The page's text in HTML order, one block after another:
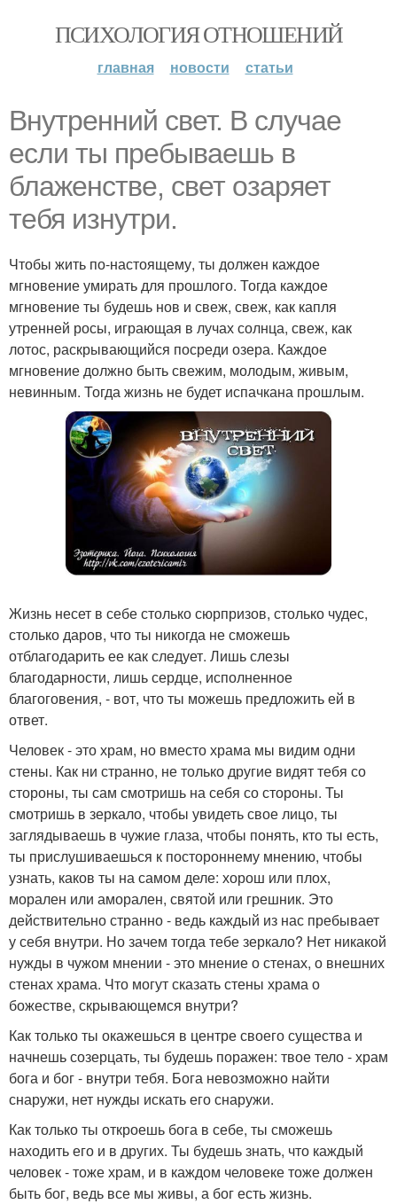
ПСИХОЛОГИЯ ОТНОШЕНИЙ
главная новости статьи
Внутренний свет. В случае
если ты пребываешь в
блаженстве, свет озаряет
тебя изнутри.
Чтобы жить по-настоящему, ты должен каждое
мгновение умирать для прошлого. Тогда каждое
мгновение ты будешь нов и свеж, свеж, как капля
утренней росы, играющая в лучах солнца, свеж, как
лотос, раскрывающийся посреди озера. Каждое
мгновение должно быть свежим, молодым, живым,
невинным. Тогда жизнь не будет испачкана прошлым.
Жизнь несет в себе столько сюрпризов, столько чудес,
столько даров, что ты никогда не сможешь
отблагодарить ее как следует. Лишь слезы
благодарности, лишь сердце, исполненное
благоговения, - вот, что ты можешь предложить ей в
ответ.
Человек - это храм, но вместо храма мы видим одни
стены. Как ни странно, не только другие видят тебя со
стороны, ты сам смотришь на себя со стороны. Ты
смотришь в зеркало, чтобы увидеть свое лицо, ты
заглядываешь в чужие глаза, чтобы понять, кто ты есть,
ты прислушиваешься к постороннему мнению, чтобы
узнать, каков ты на самом деле: хорош или плох,
морален или аморален, святой или грешник. Это
действительно странно - ведь каждый из нас пребывает
у себя внутри. Но зачем тогда тебе зеркало? Нет никакой
нужды в чужом мнении - это мнение о стенах, о внешних
стенах храма. Что могут сказать стены храма о
божестве, скрывающемся внутри?
Как только ты окажешься в центре своего существа и
начнешь созерцать, ты будешь поражен: твое тело - храм
бога и бог - внутри тебя. Бога невозможно найти
снаружи, нет нужды искать его снаружи.
Как только ты откроешь бога в себе, ты сможешь
находить его и в других. Ты будешь знать, что каждый
человек - тоже храм, и в каждом человеке тоже должен
быть бог, ведь все мы живы, а бог есть жизнь.